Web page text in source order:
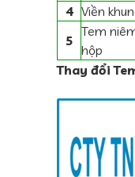
4 Viền
5
Tem
hộp
Thay đổi